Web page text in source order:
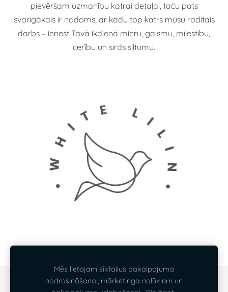
pievēršam uzmanību katrai detaļai, taču pats
svarīgākais ir nodoms, ar kādu top katrs mūsu radītais
darbs – ienest Tavā ikdienā mieru, gaismu, mīlestību,
cerību un sirds siltumu.
SĪKDATNES
Mēs lietojam sīkfailus pakalpojuma
nodrošināšanai, mārketinga nolūkiem un